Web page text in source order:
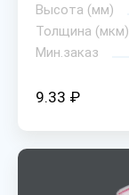
Высота (мм)
Толщина (мкм)
Мин.заказ
9.33 ₽